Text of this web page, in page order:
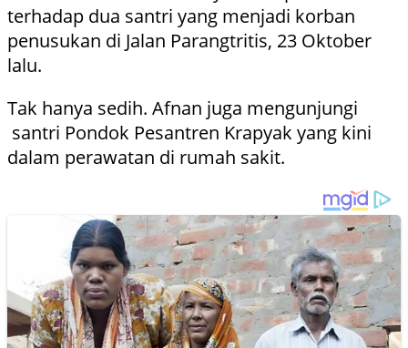
terhadap dua santri yang menjadi korban
penusukan di Jalan Parangtritis, 23 Oktober
lalu.
Tak hanya sedih. Afnan juga mengunjungi
santri Pondok Pesantren Krapyak yang kini
dalam perawatan di rumah sakit.